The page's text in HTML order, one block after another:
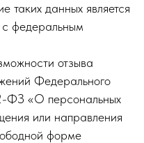
таких данных является
с федеральным
отзыва
Федерального
ФЗ «О персональных
или направления
форме